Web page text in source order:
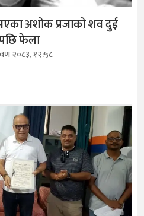
अशोक प्रजाको शव दुई
फेला
२०८३, १२:५८